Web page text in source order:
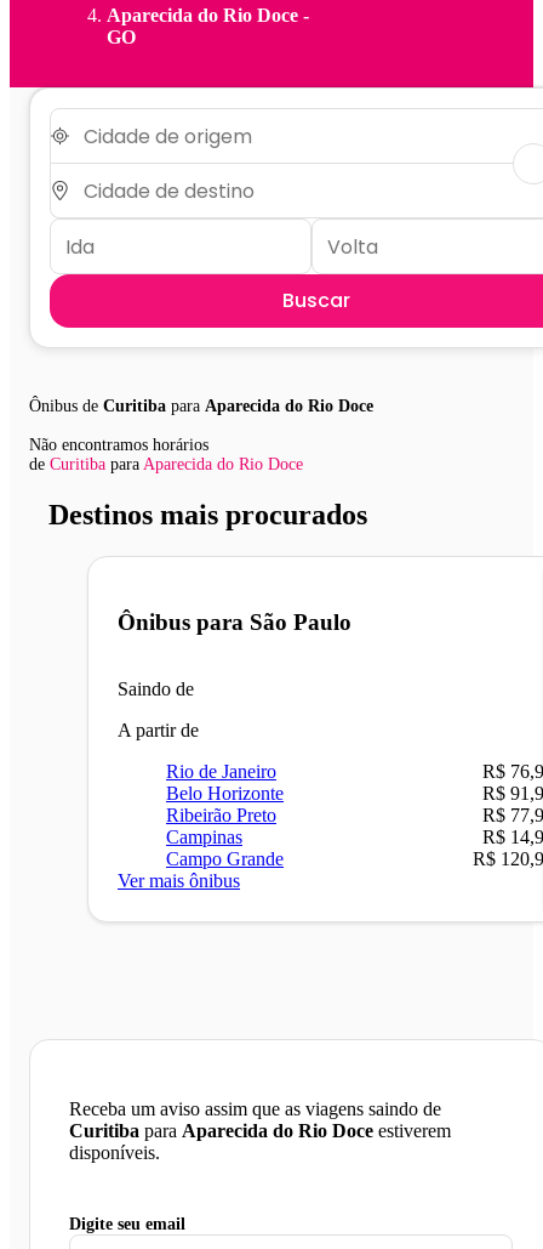
Aparecida do Rio Doce -
GO
Buscar
Ônibus de Curitiba para Aparecida do Rio Doce
Não encontramos horários
de Curitiba para Aparecida do Rio Doce
Destinos mais procurados
Ônibus para São Paulo
Saindo de
A partir de
Rio de Janeiro
R$
Belo Horizonte
R$
Ribeirão Preto
R$
Campinas
R$
Campo Grande
R$
Ver mais ônibus
Receba um aviso assim que as viagens saindo de
Curitiba para Aparecida do Rio Doce estiverem
disponíveis.
Digite seu email